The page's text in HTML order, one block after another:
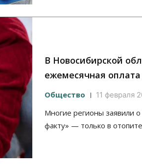
В Новосибирской
ежемесячная
Общество 11 февраля
Многие регионы заявили
факту» — только в